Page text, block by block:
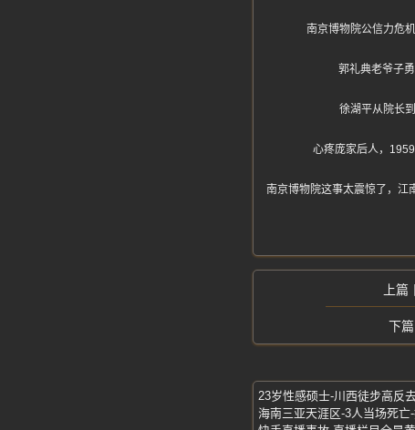
南京博物院公信力危
郭礼典老爷子
徐湖平从院长
心疼庞家后人，
南京博物院这事太震惊了，江
海南三亚天涯区-3人当场死